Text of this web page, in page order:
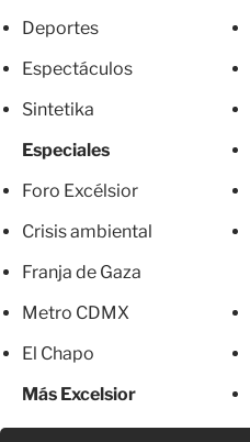
Deportes
Espectáculos
Sintetika
Especiales
Foro Excélsior
Crisis ambiental
Franja de Gaza
Metro CDMX
El Chapo
Más Excelsior
Mujeres